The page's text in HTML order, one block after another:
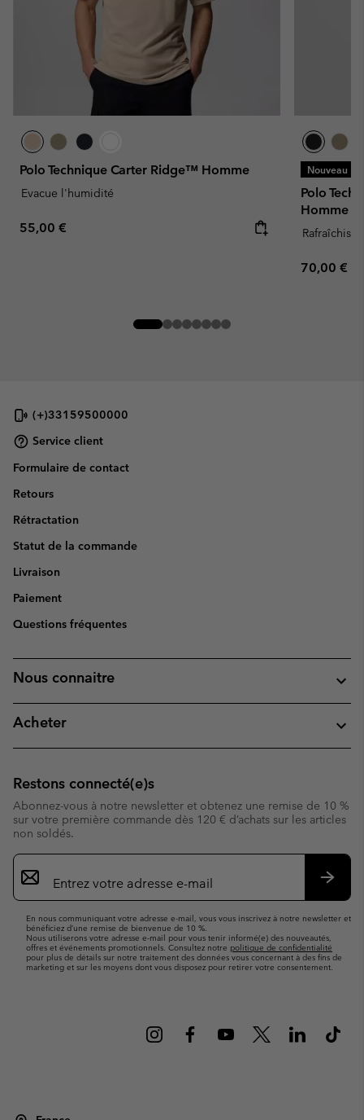
Polo Technique Carter Ridge™ Homme
Evacue l'humidité
Regular price:
55,00 €
Nouveau
Polo
Homme
Regular
70,00 €
(+)33159500000
Service client
Formulaire de contact
Retours
Rétractation
Statut de la commande
Livraison
Paiement
Questions fréquentes
Nous connaitre
Acheter
Restons connecté(e)s
Abonnez-vous à notre newsletter et obtenez une remise de 10 %
sur votre première commande dès 120 € d’achats sur les articles
non soldés.
Inscription
par
e-
En nous communiquant votre adresse e-mail, vous vous inscrivez à notre newsletter et
bénéficiez d’une remise de bienvenue de 10 %.
Nous utiliserons votre adresse e-mail pour vous tenir informé(e) des nouveautés,
offres et événements promotionnels. Consultez notre politique de confidentialité
pour plus de détails sur notre traitement des données vous concernant à des fins de
marketing et sur les moyens dont vous disposez pour retirer votre consentement.